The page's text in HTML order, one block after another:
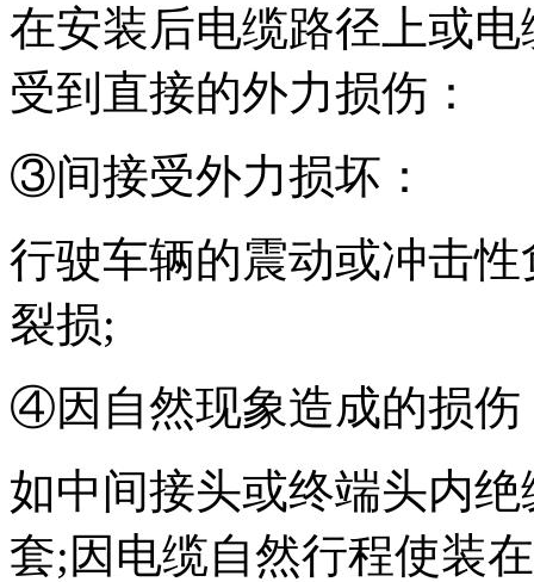
在安装后电缆路径上或
受到直接的外力损伤：
③间接受外力损坏：
行驶车辆的震动或冲击
裂损;
④因自然现象造成的损伤
如中间接头或终端头内
套;因电缆自然行程使装